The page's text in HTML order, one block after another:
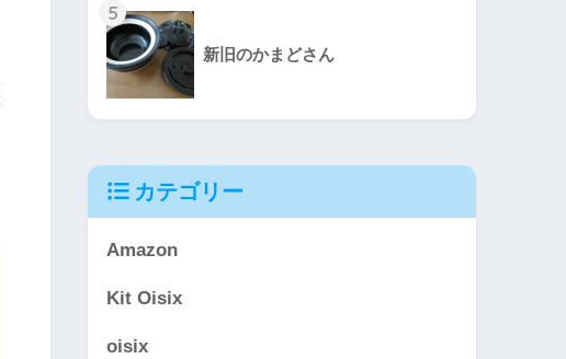
5
新旧のかまどさん
カテゴリー
Amazon
Kit Oisix
oisix